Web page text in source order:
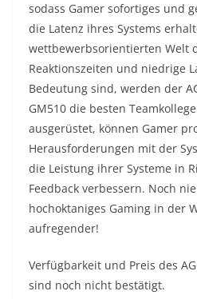
sodass Gamer sofortiges und
die Latenz ihres Systems
wettbewerbsorientierten Welt
Reaktionszeiten und niedrige
Bedeutung sind, werden der
GM510 die besten
ausgerüstet, können Gamer
Herausforderungen mit der
die Leistung ihrer Systeme in
Feedback verbessern. Noch
hochoktaniges Gaming in der
aufregender!
Verfügbarkeit und Preis des
sind noch nicht bestätigt.